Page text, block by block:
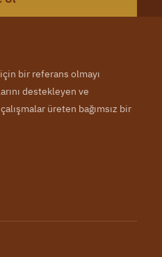
bir referans olmayı
destekleyen ve
üreten bağımsız bir